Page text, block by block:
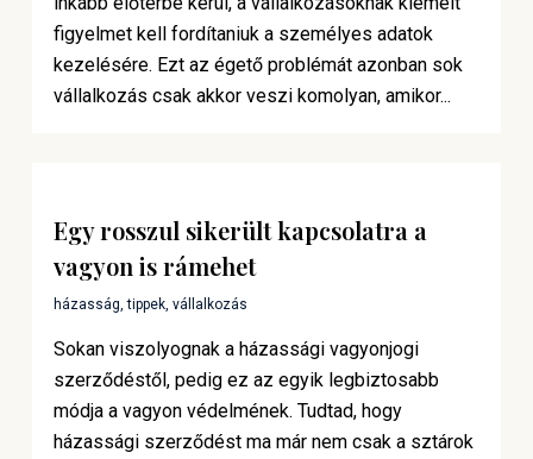
figyelmet kell fordítaniuk a személyes adatok
kezelésére. Ezt az égető problémát azonban sok
vállalkozás csak akkor veszi komolyan, amikor...
Egy rosszul sikerült kapcsolatra a
vagyon is rámehet
házasság,tippek, vállalkozás
Sokan viszolyognak a házassági vagyonjogi
szerződéstől, pedig ez az egyik legbiztosabb
módja a vagyon védelmének. Tudtad, hogy
házassági szerződést ma már nem csak a sztárok